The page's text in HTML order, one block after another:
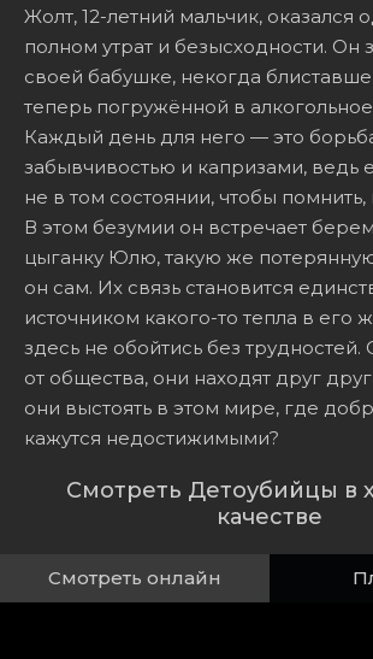
Жолт, 12-летний мальчик, оказался
полном утрат и безысходности. Он
своей бабушке, некогда
теперь погружённой в
Каждый день для него — это
забывчивостью и капризами, ведь
не в том состоянии, чтобы
В этом безумии он встречает
цыганку Юлю, такую же
он сам. Их связь становится
источником какого-то тепла в его
здесь не обойтись без
от общества, они находят друг
они выстоять в этом мире, где
кажутся недостижимыми?
Смотреть Детоубийцы в
качестве
Смотреть онлайн